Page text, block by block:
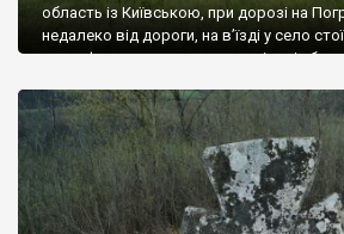
область із Київською, при дорозі на
недалеко від дороги, на в’їзді у село
рельєфне пано, яке показує жінку і
не видно, але видно дві стареньких колії